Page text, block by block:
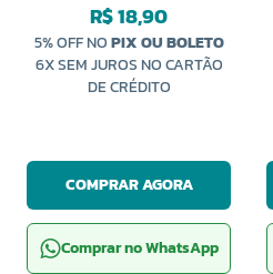
NYBC
R$ 18,90
5% OFF NOPIX OU BOLETO
6X SEM JUROS NO CARTÃO
DE CRÉDITO
COMPRAR AGORA
Comprar no WhatsApp